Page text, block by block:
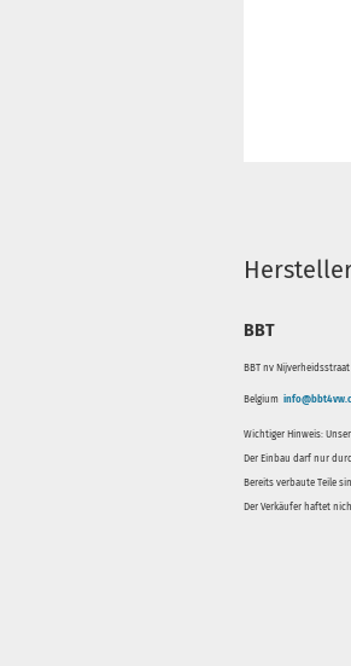
BBT
BBT nv
Belgium info@bbt4vw.c
Wichtiger Hinweis:
Der Einbau darf nur
Bereits verbaute Teile
Der Verkäufer haftet